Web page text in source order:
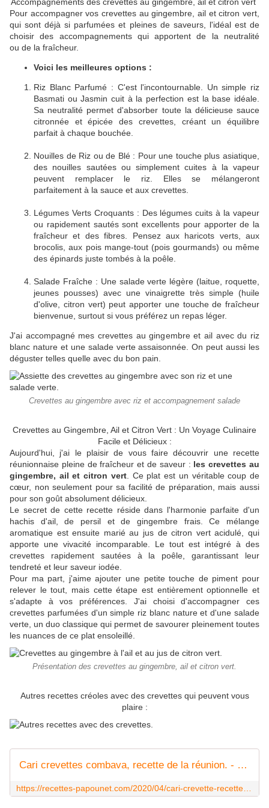
Pour accompagner vos crevettes au gingembre, ail et citron vert,
qui sont déjà si parfumées et pleines de saveurs, l'idéal est de
choisir des accompagnements qui apportent de la neutralité
ou de la fraîcheur.
Voici les meilleures options :
Riz Blanc Parfumé : C'est l'incontournable. Un simple riz
Basmati ou Jasmin cuit à la perfection est la base idéale.
Sa neutralité permet d'absorber toute la délicieuse sauce
citronnée et épicée des crevettes, créant un équilibre
parfait à chaque bouchée.
Nouilles de Riz ou de Blé : Pour une touche plus asiatique,
des nouilles sautées ou simplement cuites à la vapeur
peuvent remplacer le riz. Elles se mélangeront
parfaitement à la sauce et aux crevettes.
Légumes Verts Croquants : Des légumes cuits à la vapeur
ou rapidement sautés sont excellents pour apporter de la
fraîcheur et des fibres. Pensez aux haricots verts, aux
brocolis, aux pois mange-tout (pois gourmands) ou même
des épinards juste tombés à la poêle.
Salade Fraîche : Une salade verte légère (laitue, roquette,
jeunes pousses) avec une vinaigrette très simple (huile
d'olive, citron vert) peut apporter une touche de fraîcheur
bienvenue, surtout si vous préférez un repas léger.
J'ai accompagné mes crevettes au gingembre et ail avec du riz
blanc nature et une salade verte assaisonnée. On peut aussi les
déguster telles quelle avec du bon pain.
Crevettes au gingembre avec riz et accompagnement salade
Crevettes au Gingembre, Ail et Citron Vert : Un Voyage Culinaire
Facile et Délicieux :
Aujourd'hui, j'ai le plaisir de vous faire découvrir une recette
réunionnaise pleine de fraîcheur et de saveur : les crevettes au
gingembre, ail et citron vert. Ce plat est un véritable coup de
cœur, non seulement pour sa facilité de préparation, mais aussi
pour son goût absolument délicieux.
Le secret de cette recette réside dans l'harmonie parfaite d'un
hachis d'ail, de persil et de gingembre frais. Ce mélange
aromatique est ensuite marié au jus de citron vert acidulé, qui
apporte une vivacité incomparable. Le tout est intégré à des
crevettes rapidement sautées à la poêle, garantissant leur
tendreté et leur saveur iodée.
Pour ma part, j'aime ajouter une petite touche de piment pour
relever le tout, mais cette étape est entièrement optionnelle et
s'adapte à vos préférences. J'ai choisi d'accompagner ces
crevettes parfumées d'un simple riz blanc nature et d'une salade
verte, un duo classique qui permet de savourer pleinement toutes
les nuances de ce plat ensoleillé.
Présentation des crevettes au gingembre, ail et citron vert.
Autres recettes créoles avec des crevettes qui peuvent vous
plaire :
Cari crevettes combava, recette de la réunion. - Recettes de Papounet